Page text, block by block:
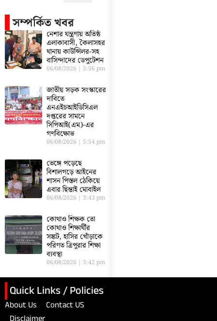
সম্পর্কিত খবর
নেশার যন্ত্রণায় অতিষ্ঠ
এলাকাবাসী, কৈলাসহর
থানায় কাউন্সিলর-সহ
বাসিন্দাদের ডেপুটেশন
06/08/2026 5:56 pm
জাতীয় সড়ক সংস্কারের
দাবিতে
এনএইচআইডিসিএল
দপ্তরের সামনে
সিপিআই(এম)-এর
গণবিক্ষোভ
06/08/2026 5:54 pm
ভেঙ্গে পড়েছে
বিশালগড়ে আইনের
শাসন পিস্তল ঠেকিয়ে
এবার ছিন্তাই মোবাইল
06/08/2026 3:43 pm
কোথাও শিক্ষক তো
কোথাও শিক্ষার্থীর
সঙ্কট, হাসির খোঁড়াকে
পরিণত ত্রিপুরার শিক্ষা
ব্যবস্থা
06/08/2026 3:42 pm
Quick Links / Policies
About Us
Contact US